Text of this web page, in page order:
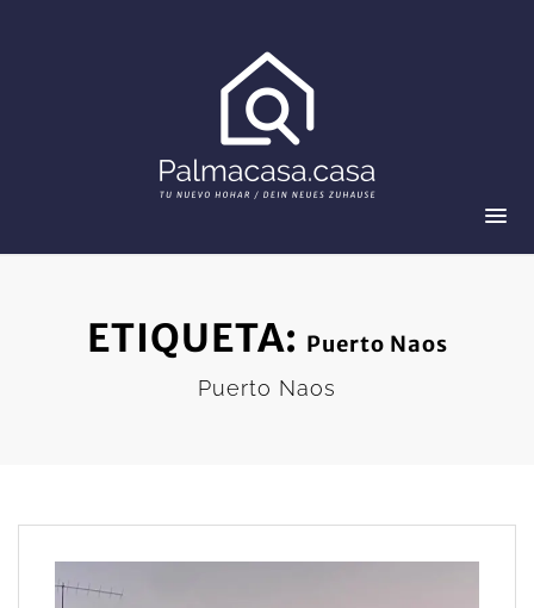
ETIQUETA: Puerto Naos
Puerto Naos